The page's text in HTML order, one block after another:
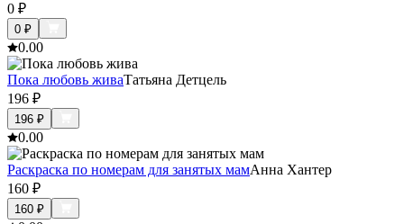
0 ₽
0 ₽
0.00
Пока любовь живаТатьяна Детцель
196 ₽
196 ₽
0.00
Раскраска по номерам для занятых мамАнна Хантер
160 ₽
160 ₽